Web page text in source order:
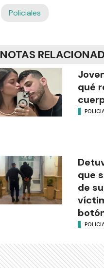
Policiales
NOTAS
qué
que
de